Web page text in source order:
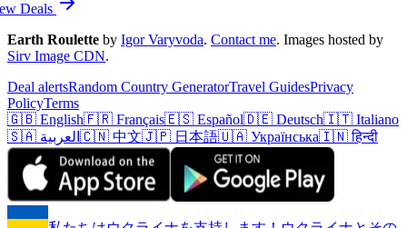
Deals
Earth Roulette by Igor Varyvoda. Contact me. Images hosted by
Sirv Image CDN.
Deal alertsRandom Country GeneratorTravel GuidesPrivacy
PolicyTerms
🇬🇧 English🇫🇷 Français🇪🇸 Español🇩🇪 Deutsch🇮🇹 Italiano
🇸🇦 العربية 🇨🇳 中文🇯🇵 日本語🇺🇦 Українська🇮🇳 हिन्दी